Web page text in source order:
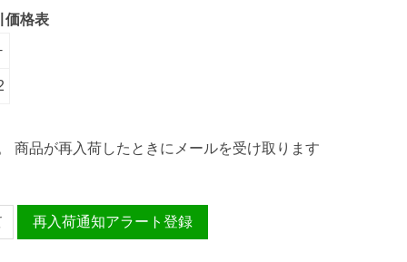
価格表
商品が再入荷したときにメールを受け取ります
再入荷通知アラート登録